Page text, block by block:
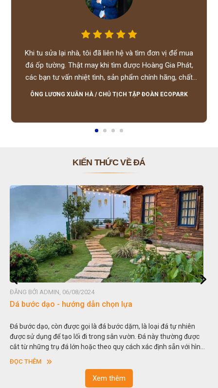
Khi tu sửa lại nhà, tôi đã liên hệ và tìm đơn vị để mua
đá ốp tường. Thật may khi tìm được Hoàng Gia Phát,
các bạn tư vấn nhiệt tình, sản phẩm chính hãng, chất
lượng tốt, giá hợp lý, hỗ trợ tận tình.
ÔNG LƯƠNG XUÂN HÀ / CHỦ TỊCH TẬP ĐOÀN ECOPARK
KIẾN THỨC VỀ ĐÁ
ĐĂNG BỞI ADMIN, 06/08/2024
Dá bước dạo - hướng dẫn chọn lựa
Đá bước dạo, còn được gọi là đá bước dặm, là loại đá tự nhiên
được sử dụng để tạo lối đi trong sân vườn. Đá này thường được
cắt từ những trụ đá lớn hoặc theo quy cách xác định sẵn với hình
vuông hoặc hình chữ nhật và có độ dày khác nhau.
ĐỌC THÊM
Xem thêm